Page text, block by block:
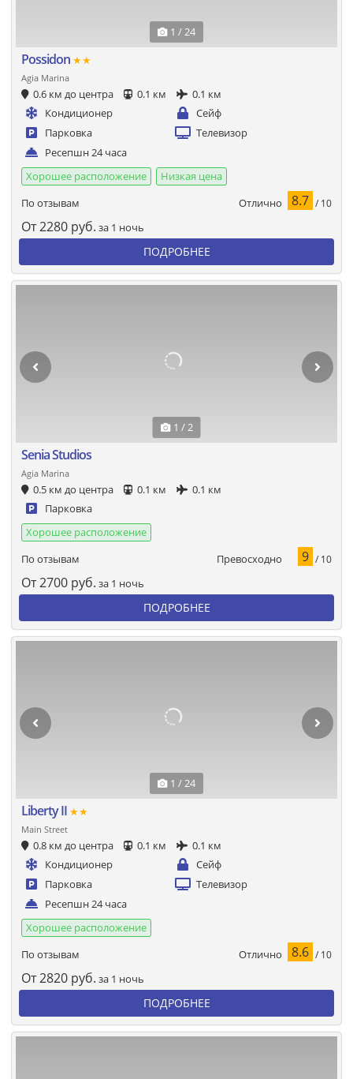
1 / 24
Possidon ★★
Agia Marina
0.6 км до центра 0.1 км
0.1 км
Кондиционер
Сейф
Парковка
Телевизор
Ресепшн 24 часа
Хорошее расположение
Низкая цена
По отзывам
Отлично 8.7 / 10
От2280 руб. за 1 ночь
ПОДРОБНЕЕ
1 / 2
Senia Studios
Agia Marina
0.5 км до центра 0.1 км
0.1 км
Парковка
Хорошее расположение
По отзывам
Превосходно 9 / 10
От2700 руб. за 1 ночь
ПОДРОБНЕЕ
1 / 24
Liberty II ★★
Main Street
0.8 км до центра 0.1 км
0.1 км
Кондиционер
Сейф
Парковка
Телевизор
Ресепшн 24 часа
Хорошее расположение
По отзывам
Отлично 8.6 / 10
От2820 руб. за 1 ночь
ПОДРОБНЕЕ